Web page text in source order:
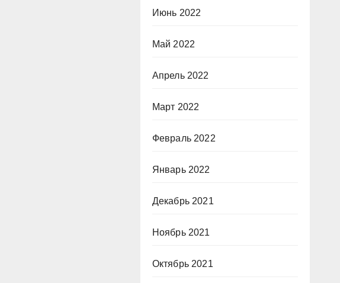
Июнь 2022
Май 2022
Апрель 2022
Март 2022
Февраль 2022
Январь 2022
Декабрь 2021
Ноябрь 2021
Октябрь 2021